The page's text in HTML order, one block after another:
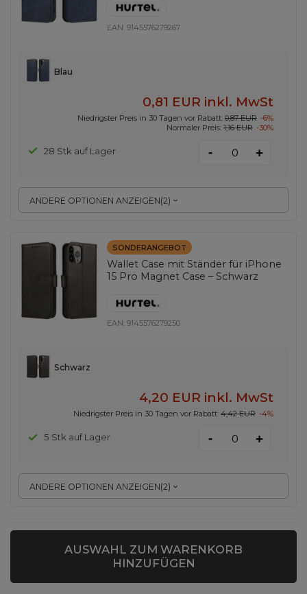
EAN:9145576279267
ANDERE OPTIONEN ANZEIGEN(2)
Blau
0,81 EUR inkl. MwSt
Niedrigster Preis in 30 Tagen vor Rabatt: 0,87 EUR -6%
Normaler Preis: 1,16 EUR -30%
28 Stk auf Lager - +
SONDERANGEBOT
Wallet Case mit Ständer für iPhone
15 Pro Magnet Case – Schwarz
EAN:9145576279250
ANDERE OPTIONEN ANZEIGEN(2)
Schwarz
4,20 EUR inkl. MwSt
Niedrigster Preis in 30 Tagen vor Rabatt: 4,42 EUR -4%
5 Stk auf Lager - +
SONDERANGEBOT
Dux Ducis Skin Pro Wallet Case für
iPhone 15 Pro Max – Pink
AUSWAHL ZUM WARENKORB
HINZUFÜGEN